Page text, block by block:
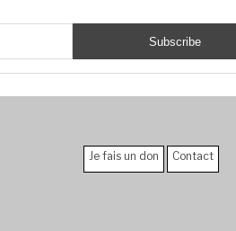
Je fais un don Contact